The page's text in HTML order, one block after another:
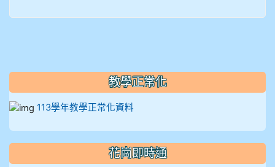
910溫婕伶
911張 婷
教學正常化
113學年教學正常化資料
花崗即時通